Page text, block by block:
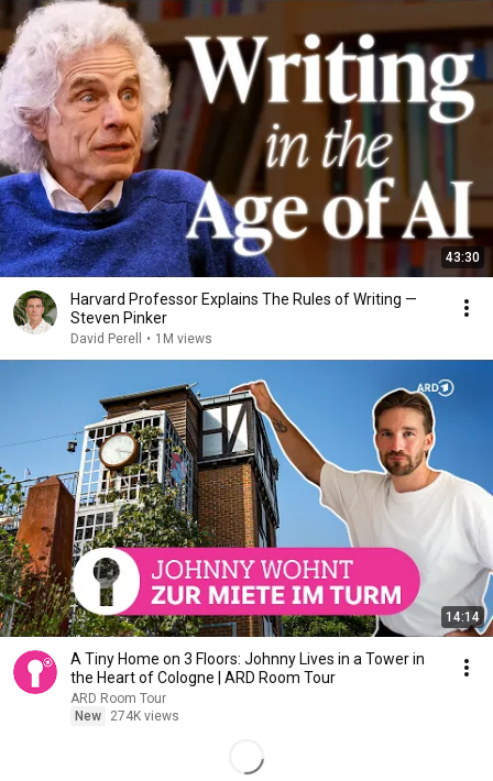
43:30
Harvard Professor Explains The Rules of Writing —
Steven Pinker
David Perell • 1M views
14:14
A Tiny Home on 3 Floors: Johnny Lives in a Tower in
the Heart of Cologne | ARD Room Tour
ARD Room Tour
New
274K views